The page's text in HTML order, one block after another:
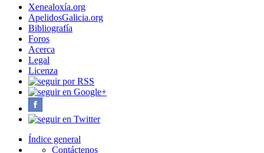
Xenealoxía.org
ApelidosGalicia.org
Bibliografía
Foros
Acerca
Legal
Licenza
Índice general
Contáctenos